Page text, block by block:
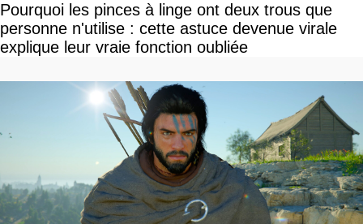
Pourquoi les pinces à linge ont deux trous que
personne n'utilise : cette astuce devenue virale
explique leur vraie fonction oubliée